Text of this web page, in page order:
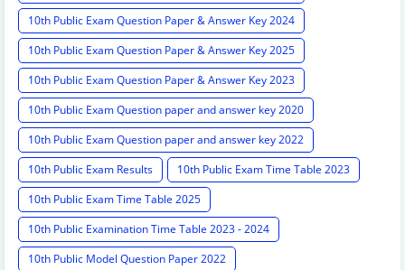
10th Public Exam Question Paper & Answer Key 2024
10th Public Exam Question Paper & Answer Key 2025
10th Public Exam Question Paper & Answer Key 2023
10th Public Exam Question paper and answer key 2020
10th Public Exam Question paper and answer key 2022
10th Public Exam Results
10th Public Exam Time Table 2023
10th Public Exam Time Table 2025
10th Public Examination Time Table 2023 - 2024
10th Public Model Question Paper 2022